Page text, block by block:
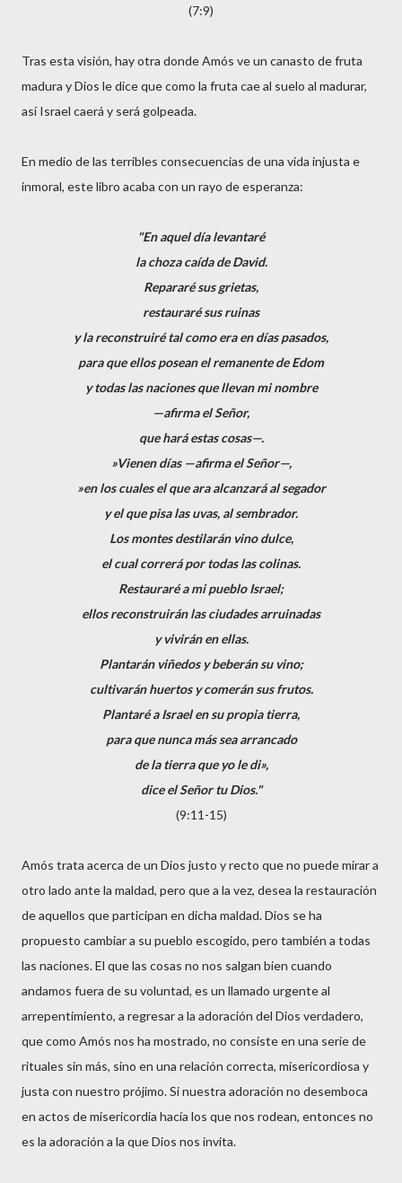
(7:9)
Tras esta visión, hay otra donde Amós ve un canasto de fruta
madura y Dios le dice que como la fruta cae al suelo al madurar,
así Israel caerá y será golpeada.
En medio de las terribles consecuencias de una vida injusta e
inmoral, este libro acaba con un rayo de esperanza:
"En aquel día levantaré
la choza caída de David.
Repararé sus grietas,
restauraré sus ruinas
y la reconstruiré tal como era en días pasados,
para que ellos posean el remanente de Edom
y todas las naciones que llevan mi nombre
—afirma el Señor,
que hará estas cosas—.
»Vienen días —afirma el Señor—,
»en los cuales el que ara alcanzará al segador
y el que pisa las uvas, al sembrador.
Los montes destilarán vino dulce,
el cual correrá por todas las colinas.
Restauraré a mi pueblo Israel;
ellos reconstruirán las ciudades arruinadas
y vivirán en ellas.
Plantarán viñedos y beberán su vino;
cultivarán huertos y comerán sus frutos.
Plantaré a Israel en su propia tierra,
para que nunca más sea arrancado
de la tierra que yo le di»,
dice el Señor tu Dios."
(9:11-15)
Amós trata acerca de un Dios justo y recto que no puede mirar a
otro lado ante la maldad, pero que a la vez, desea la restauración
de aquellos que participan en dicha maldad. Dios se ha
propuesto cambiar a su pueblo escogido, pero también a todas
las naciones. El que las cosas no nos salgan bien cuando
andamos fuera de su voluntad, es un llamado urgente al
arrepentimiento, a regresar a la adoración del Dios verdadero,
que como Amós nos ha mostrado, no consiste en una serie de
rituales sin más, sino en una relación correcta, misericordiosa y
justa con nuestro prójimo. Si nuestra adoración no desemboca
en actos de misericordia hacía los que nos rodean, entonces no
es la adoración a la que Dios nos invita.